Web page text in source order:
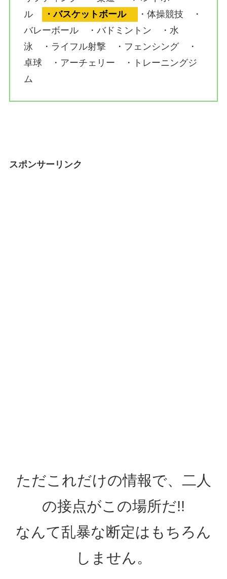
ル
・バスケットボール
・体操競技 ・
バレーボール ・バドミントン ・水
泳 ・ライフル射撃 ・フェンシング ・
卓球 ・アーチェリー ・トレーニングジ
ム
スポンサーリンク
ただこれだけの情報で、二人
の接点がこの場所だ!!
なんて乱暴な断定はもちろん
しません。